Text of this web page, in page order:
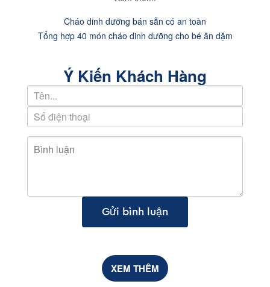
Cháo dinh dưỡng bán sẵn có an toàn
Tổng hợp 40 món cháo dinh dưỡng cho bé ăn dặm
Ý Kiến Khách Hàng
Gửi bình luận
XEM THÊM